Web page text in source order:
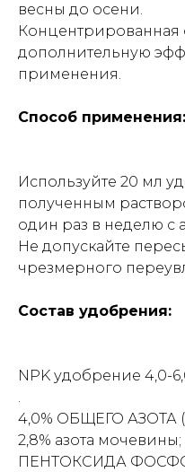
весны до осени.
Концентрированная
дополнительную
применения.
Способ применения:
Используйте 20 мл
полученным
один раз в неделю с
Не допускайте
чрезмерного
Состав удобрения:
NPK удобрение 4,0-
.
4,0% ОБЩЕГО АЗОТА
2,8% азота
ПЕНТОКСИДА